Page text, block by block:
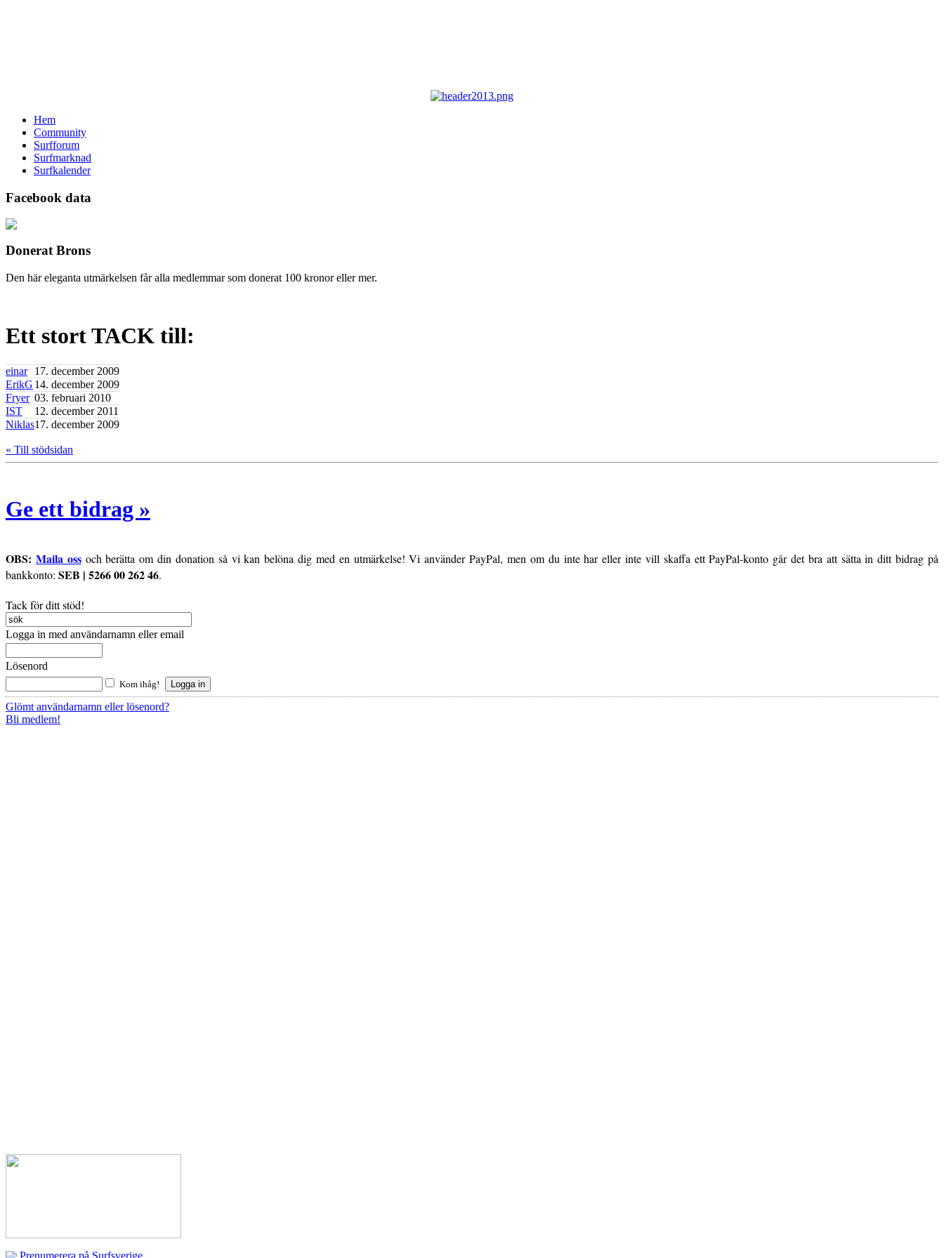
Hem
Community
Surfforum
Surfmarknad
Surfkalender
Facebook data
Donerat Brons
Den här eleganta utmärkelsen får alla medlemmar som donerat 100 kronor eller mer.
Ett stort TACK till:
einar
17. december 2009
ErikG 14. december 2009
Fryer 03. februari 2010
IST
12. december 2011
Niklas17. december 2009
« Till stödsidan
Ge ett bidrag »
OBS: Maila ossoch berätta om din donation så vi kan belöna dig med en utmärkelse! Vi använder PayPal, men om du inte har eller inte vill skaffa ett PayPal-konto går det bra att sätta in ditt bidrag på
bankkonto: SEB | 5266 00 262 46.
Tack för ditt stöd!
Logga in med användarnamn eller email
Lösenord
Kom ihåg!
Glömt användarnamn eller lösenord?
Bli medlem!
Prenumerera på Surfsverige